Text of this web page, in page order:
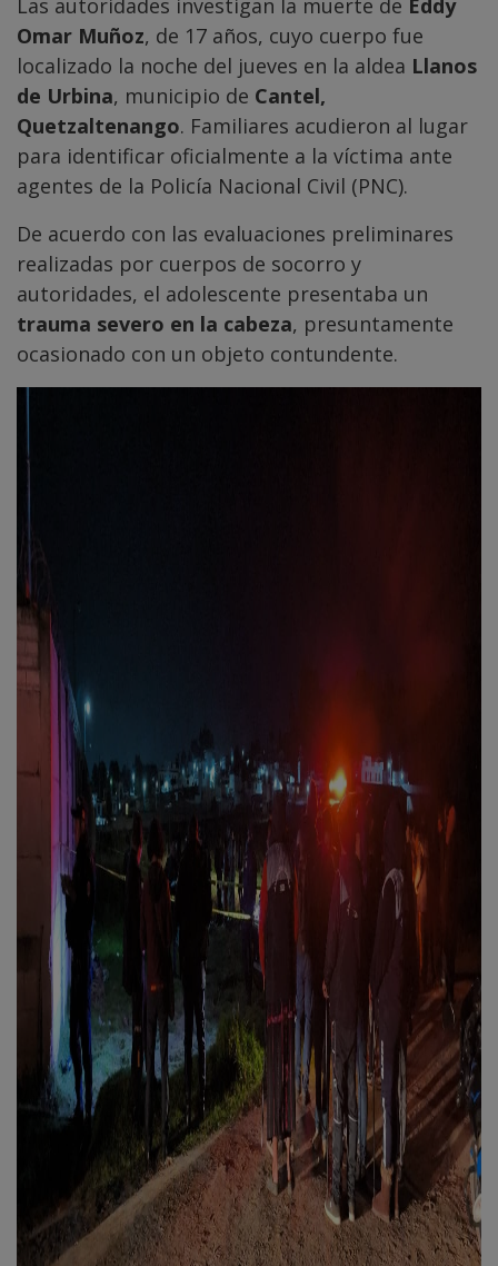
Las autoridades investigan la muerte de Eddy
Omar Muñoz, de 17 años, cuyo cuerpo fue
localizado la noche del jueves en la aldea Llanos
de Urbina, municipio de Cantel,
Quetzaltenango. Familiares acudieron al lugar
para identificar oficialmente a la víctima ante
agentes de la Policía Nacional Civil (PNC).
De acuerdo con las evaluaciones preliminares
realizadas por cuerpos de socorro y
autoridades, el adolescente presentaba un
trauma severo en la cabeza, presuntamente
ocasionado con un objeto contundente.